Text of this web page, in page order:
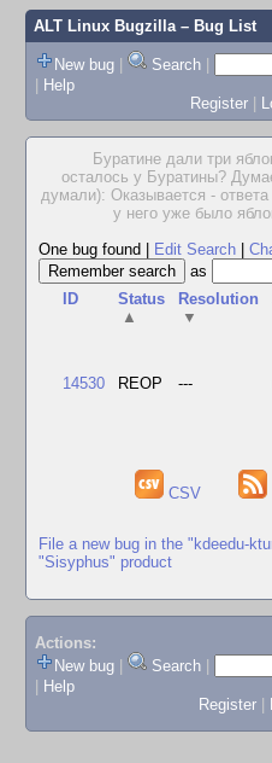
ALT Linux Bugzilla– Bug List
New bug | Search |
| Help
Register |
Буратине дали три
осталось у Буратины?
думали): Оказывается - ответа
у него уже было
One bug found
Edit Search
as
ID
Status
▲
Resolution
▼
14530 REOP ---
CSV
File a new bug in the "kdeedu-
"Sisyphus" product
Actions:
New bug
Search
Help
Register